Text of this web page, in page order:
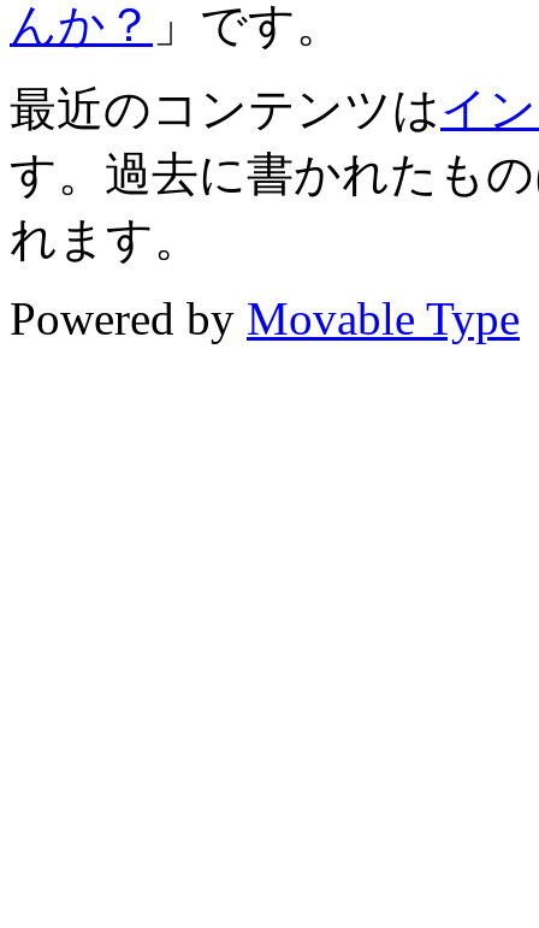
んか？ 」です。
最近のコンテンツはイ
す。過去に書かれたも
れます。
Powered by Movable Type